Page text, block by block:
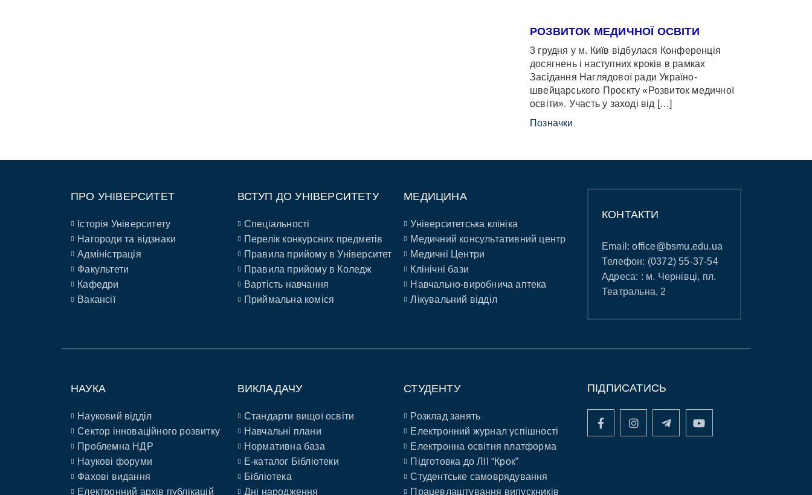
РОЗВИТОК МЕДИЧНОЇ ОСВІТИ
3 грудня у м. Київ відбулася Конференція
досягнень і наступних кроків в рамках
Засідання Наглядової ради Україно-
швейцарського Проєкту «Розвиток медичної
освіти». Участь у заході від […]
Позначки
ПРО УНІВЕРСИТЕТ
Історія Університету
Нагороди та відзнаки
Адміністрація
Факультети
Кафедри
Вакансії
ВСТУП ДО УНІВЕРСИТЕТУ
Спеціальності
Перелік конкурсних предметів
Правила прийому в Університет
Правила прийому в Коледж
Вартість навчання
Приймальна коміся
МЕДИЦИНА
Університетська клініка
Медичний консультативний центр
Медичні Центри
Клінічні бази
Навчально-виробнича аптека
Лікувальний відділ
КОНТАКТИ
Email:office@bsmu.edu.ua
Телефон: (0372) 55-37-54
Адреса: : м. Чернівці, пл.
Театральна, 2
НАУКА
Науковий відділ
Сектор інноваційного розвитку
Проблемна НДР
Наукові форуми
Фахові видання
Електронний архів публікацій
ВИКЛАДАЧУ
Стандарти вищої освіти
Навчальні плани
Нормативна база
E-каталог Бібліотеки
Бібліотека
Дні народження
СТУДЕНТУ
Розклад занять
Електронний журнал успішності
Електронна освітня платформа
Підготовка до ЛІІ “Крок”
Студентське самоврядування
Працевлаштування випускників
ПІДПИСАТИСЬ